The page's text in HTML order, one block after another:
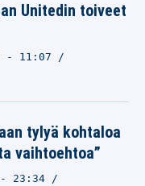
Unitedin toiveet
- 11:07
tylyä kohtaloa
vaihtoehtoa”
- 23:34